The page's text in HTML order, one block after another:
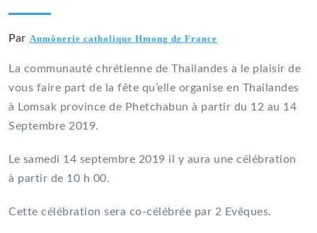
Par Aumônerie catholique Hmong de France
La communauté chrétienne de Thailandes a le plaisir de
vous faire part de la fête qu’elle organise en Thailandes
à Lomsak province de Phetchabun à partir du 12 au 14
Septembre 2019.
Le samedi 14 septembre 2019 il y aura une célébration
à partir de 10 h 00.
Cette célébration sera co-célébrée par 2 Evêques.